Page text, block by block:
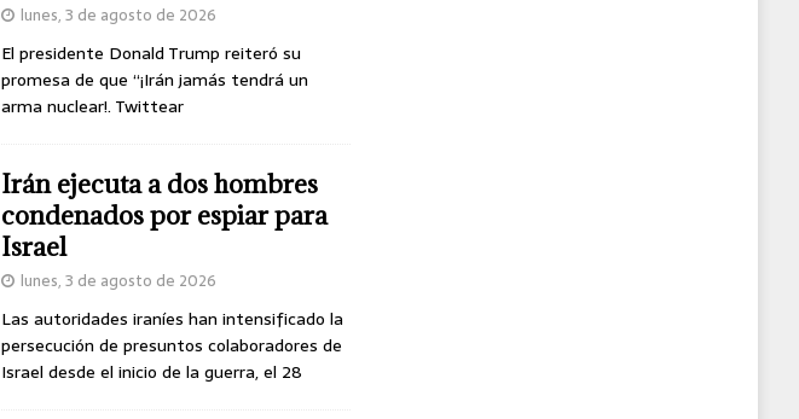
lunes, 3 de agosto de 2026
El presidente Donald Trump reiteró su
promesa de que “¡Irán jamás tendrá un
arma nuclear!. Twittear
Irán ejecuta a dos hombres
condenados por espiar para
Israel
lunes, 3 de agosto de 2026
Las autoridades iraníes han intensificado la
persecución de presuntos colaboradores de
Israel desde el inicio de la guerra, el 28